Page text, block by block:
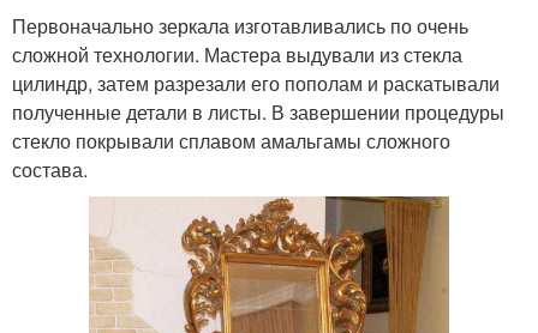
Первоначально зеркала изготавливались по очень
сложной технологии. Мастера выдували из стекла
цилиндр, затем разрезали его пополам и раскатывали
полученные детали в листы. В завершении процедуры
стекло покрывали сплавом амальгамы сложного
состава.